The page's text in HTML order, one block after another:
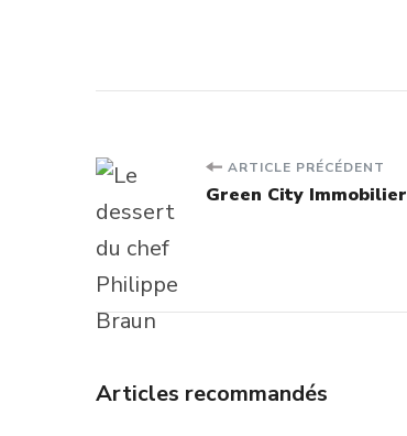
Navigation
d'article
ARTICLE PRÉCÉDENT
Green City Immobilier
Articles recommandés